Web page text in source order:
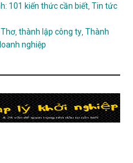
101 kiến thức cần biết ,Tin tức
,thành lập công ty ,Thành
nghiệp